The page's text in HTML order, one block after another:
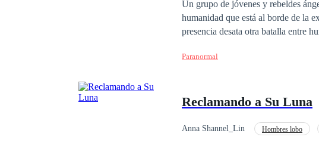
Un grupo de jóvenes y rebeldes
humanidad que está al borde de la
presencia desata otra batalla entre
género y nos enseña un mundo
Paranormal
Reclamando a Su Luna
Anna Shannel_Lin Hombres lobo